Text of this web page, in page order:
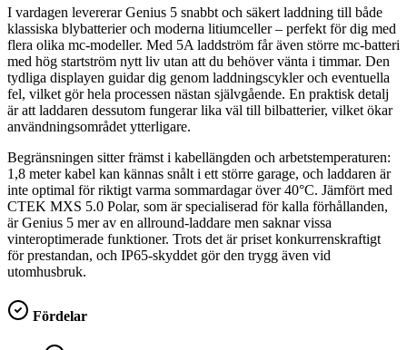
I vardagen levererar Genius 5 snabbt och säkert laddning till både
klassiska blybatterier och moderna litiumceller – perfekt för dig med
flera olika mc-modeller. Med 5A laddström får även större mc-batteri
med hög startström nytt liv utan att du behöver vänta i timmar. Den
tydliga displayen guidar dig genom laddningscykler och eventuella
fel, vilket gör hela processen nästan självgående. En praktisk detalj
är att laddaren dessutom fungerar lika väl till bilbatterier, vilket ökar
användningsområdet ytterligare.
Begränsningen sitter främst i kabellängden och arbetstemperaturen:
1,8 meter kabel kan kännas snålt i ett större garage, och laddaren är
inte optimal för riktigt varma sommardagar över 40°C. Jämfört med
CTEK MXS 5.0 Polar, som är specialiserad för kalla förhållanden,
är Genius 5 mer av en allround-laddare men saknar vissa
vinteroptimerade funktioner. Trots det är priset konkurrenskraftigt
för prestandan, och IP65-skyddet gör den trygg även vid
utomhusbruk.
Fördelar